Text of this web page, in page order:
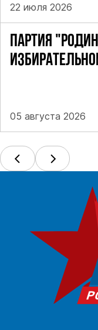
ПАРТИЯ
05 августа 2026
22 июля 2026